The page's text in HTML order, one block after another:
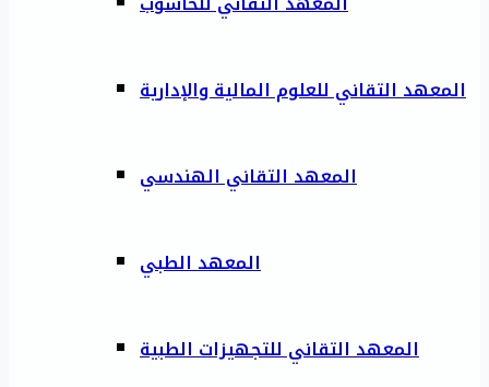
المعهد التقاني للعلوم المالية والإدارية
المعهد التقاني الهندسي
المعهد الطبي
المعهد التقاني للتجهيزات الطبية